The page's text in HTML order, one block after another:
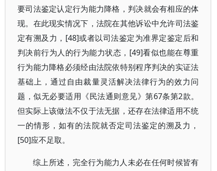
要司法鉴定认定行为能力降格，判决就会有相应的体
现。在此现实情况下，法院在其他诉讼中允许司法鉴
定有溯及力，[48]或者以司法鉴定为准界定鉴定后和
判决前行为人的行为能力状态，[49]看似也能在尊重
行为能力降格必须经由法院依特别程序判决的实证法
基础上，通过自由裁量灵活解决法律行为的效力问
题，似无必要适用《民法通则意见》第67条第2款。
但实际上该做法不仅于法无据，还存在法律适用不统
一的情形，如有的法院就否定司法鉴定的溯及力，
[50]应不足取。
综上所述，完全行为能力人未必在任何时候皆有